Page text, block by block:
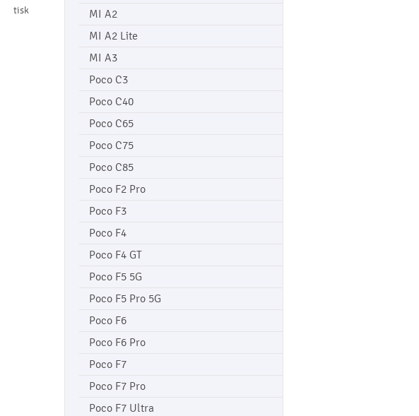
MI A2
MI A2 Lite
MI A3
Poco C3
Poco C40
Poco C65
Poco C75
Poco C85
Poco F2 Pro
Poco F3
Poco F4
Poco F4 GT
Poco F5 5G
Poco F5 Pro 5G
Poco F6
Poco F6 Pro
Poco F7
Poco F7 Pro
Poco F7 Ultra
tisk